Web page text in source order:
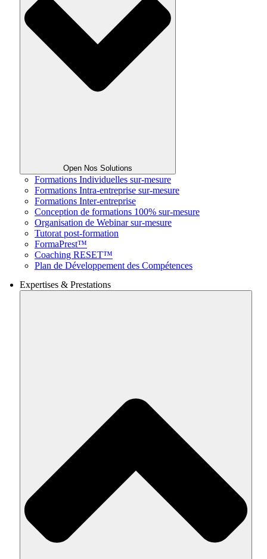
Open Nos Solutions
Formations Individuelles sur-mesure
Formations Intra-entreprise sur-mesure
Formations Inter-entreprise
Conception de formations 100% sur-mesure
Organisation de Webinar sur-mesure
Tutorat post-formation
FormaPrest™
Coaching RESET™
Plan de Développement des Compétences
Expertises & Prestations